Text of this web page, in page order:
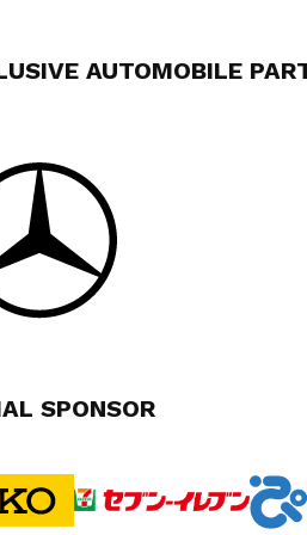
AUTOMOBILE
SPONSOR